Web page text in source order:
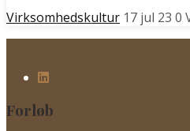
Virksomhedskultur 17 jul 23 0
Forløb